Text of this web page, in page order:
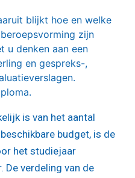
blijkt hoe en welke
zijn
u denken aan een
en gespreks-,
is van het aantal
budget, is de
het studiejaar
verdeling van de